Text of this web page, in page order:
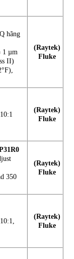
hãng
1 µm
II)
(Raytek)
Fluke
(Raytek)
Fluke
350
(Raytek)
Fluke
(Raytek)
Fluke